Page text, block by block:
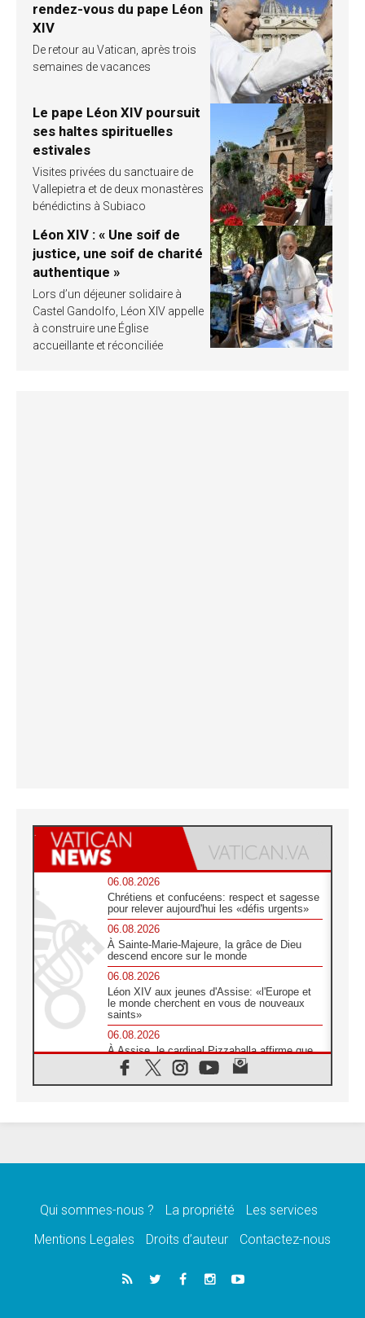
rendez-vous du pape Léon
XIV
De retour au Vatican, après trois
semaines de vacances
Le pape Léon XIV poursuit
ses haltes spirituelles
estivales
Visites privées du sanctuaire de
Vallepietra et de deux monastères
bénédictins à Subiaco
Léon XIV : « Une soif de
justice, une soif de charité
authentique »
Lors d’un déjeuner solidaire à
Castel Gandolfo, Léon XIV appelle
à construire une Église
accueillante et réconciliée
06.08.2026
Chrétiens et confucéens: respect et sagesse
pour relever aujourd'hui les «défis urgents»
06.08.2026
À Sainte-Marie-Majeure, la grâce de Dieu
descend encore sur le monde
06.08.2026
Léon XIV aux jeunes d'Assise: «l'Europe et
le monde cherchent en vous de nouveaux
saints»
06.08.2026
À Assise, le cardinal Pizzaballa affirme que
«les chrétiens veulent la paix»
06.08.2026
message de paix et de dignité humaine»
«La visite du Pape en Uruguay renforcera
05.08.2026
Le nonce en Ukraine: «Il est inquiétant
Qui sommes-nous ? La propriété
Les services
Mentions Legales
Droits d’auteur Contactez-nous